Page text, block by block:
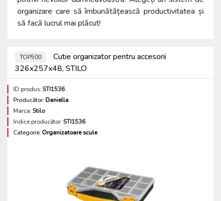
organizare care să îmbunătățească productivitatea și
să facă lucrul mai plăcut!
TOP500
Cutie organizator pentru accesorii
326x257x48, STILO
ID produs:STI1536
Producător:Daniella
Marca:Stilo
Indice producător:STI1536
Categorie: Organizatoare scule